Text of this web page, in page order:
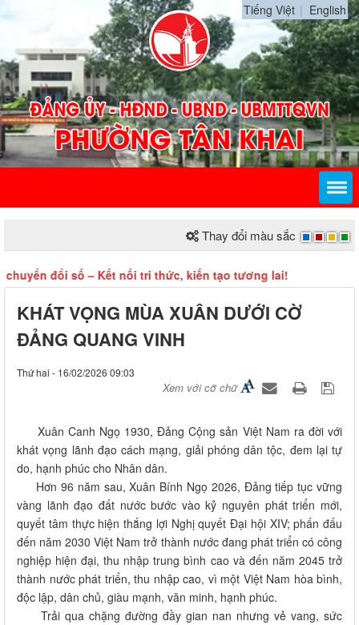
Tiếng Việt English
Thay đổi màu sắc
đổi số – Kết nối tri thức, kiến tạo tương lai!
KHÁT VỌNG MÙA XUÂN DƯỚI CỜ
ĐẢNG QUANG VINH
Thứ hai - 16/02/2026 09:03
Xem với cỡ chữ
Xuân Canh Ngọ 1930, Đảng Cộng sản Việt Nam ra đời với
khát vọng lãnh đạo cách mạng, giải phóng dân tộc, đem lại tự
do, hạnh phúc cho Nhân dân.
Hơn 96 năm sau, Xuân Bính Ngọ 2026, Đảng tiếp tục vững
vàng lãnh đạo đất nước bước vào kỷ nguyên phát triển mới,
quyết tâm thực hiện thắng lợi Nghị quyết Đại hội XIV; phấn đấu
đến năm 2030 Việt Nam trở thành nước đang phát triển có công
nghiệp hiện đại, thu nhập trung bình cao và đến năm 2045 trở
thành nước phát triển, thu nhập cao, vì một Việt Nam hòa bình,
độc lập, dân chủ, giàu mạnh, văn minh, hạnh phúc.
Trải qua chặng đường đầy gian nan nhưng vẻ vang, sức